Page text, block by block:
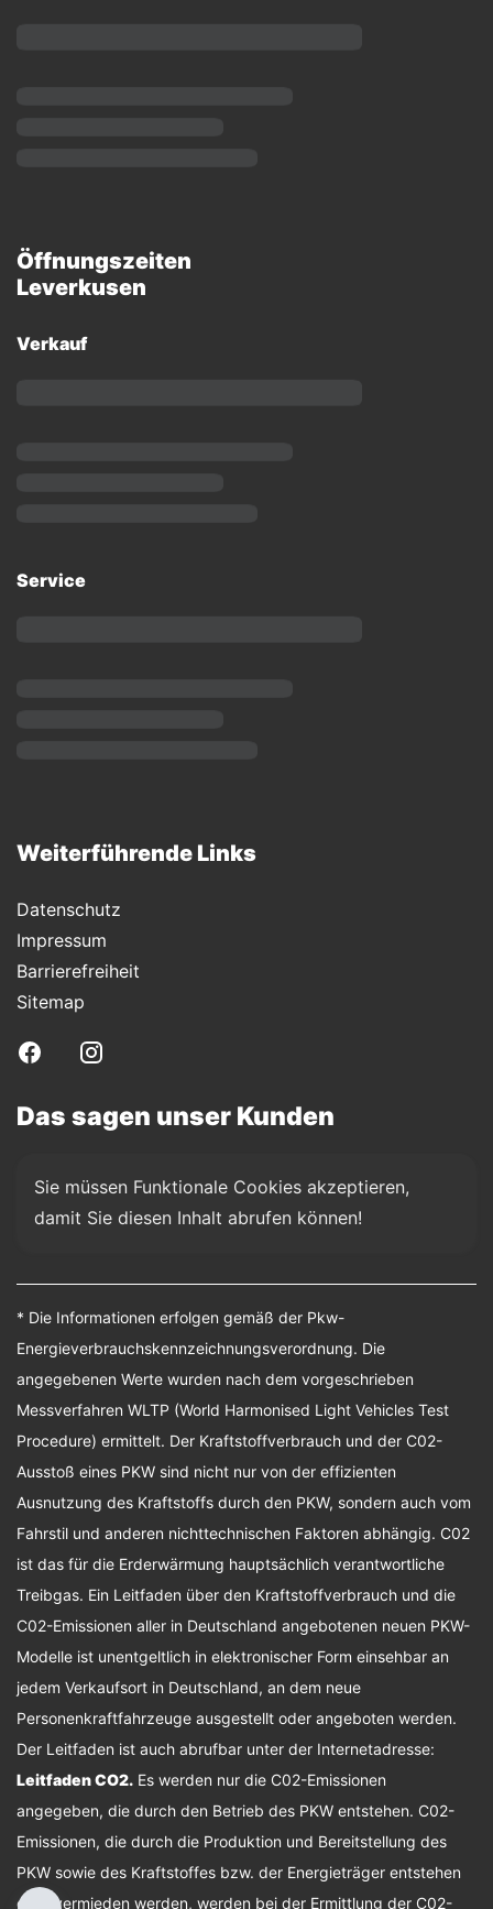
Öffnungszeiten
Leverkusen
Verkauf
Service
Weiterführende Links
Datenschutz
Impressum
Barrierefreiheit
Sitemap
Das sagen unser Kunden
Sie müssen Funktionale Cookies akzeptieren,
damit Sie diesen Inhalt abrufen können!
* Die Informationen erfolgen gemäß der Pkw-
Energieverbrauchskennzeichnungsverordnung. Die
angegebenen Werte wurden nach dem vorgeschrieben
Messverfahren WLTP (World Harmonised Light Vehicles Test
Procedure) ermittelt. Der Kraftstoffverbrauch und der C02-
Ausstoß eines PKW sind nicht nur von der effizienten
Ausnutzung des Kraftstoffs durch den PKW, sondern auch vom
Fahrstil und anderen nichttechnischen Faktoren abhängig. C02
ist das für die Erderwärmung hauptsächlich verantwortliche
Treibgas. Ein Leitfaden über den Kraftstoffverbrauch und die
C02-Emissionen aller in Deutschland angebotenen neuen PKW-
Modelle ist unentgeltlich in elektronischer Form einsehbar an
jedem Verkaufsort in Deutschland, an dem neue
Personenkraftfahrzeuge ausgestellt oder angeboten werden.
Der Leitfaden ist auch abrufbar unter der Internetadresse:
Leitfaden CO2. Es werden nur die C02-Emissionen
angegeben, die durch den Betrieb des PKW entstehen. C02-
Emissionen, die durch die Produktion und Bereitstellung des
PKW sowie des Kraftstoffes bzw. der Energieträger entstehen
oder vermieden werden, werden bei der Ermittlung der C02-